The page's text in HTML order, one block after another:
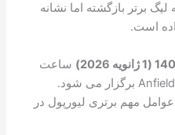
برتر بازگشته اما نشانه
است.
ساعت
Anfield برگزار می شود.
عوامل مهم برتری لیورپول در